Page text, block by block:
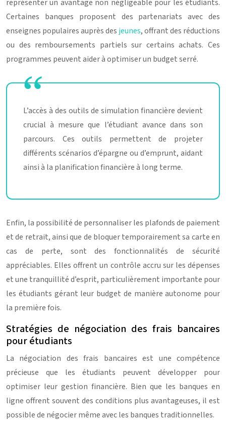
représenter un avantage non négligeable pour les étudiants.
Certaines banques proposent des partenariats avec des
enseignes populaires auprès des jeunes, offrant des réductions
ou des remboursements partiels sur certains achats. Ces
programmes peuvent aider à optimiser un budget serré.
L’accès à des outils de simulation financière devient
crucial à mesure que l’étudiant avance dans son
parcours. Ces outils permettent de projeter
différents scénarios d’épargne ou d’emprunt, aidant
ainsi à la planification financière à long terme.
Enfin, la possibilité de personnaliser les plafonds de paiement
et de retrait, ainsi que de bloquer temporairement sa carte en
cas de perte, sont des fonctionnalités de sécurité
appréciables. Elles offrent un contrôle accru sur les dépenses
et une tranquillité d’esprit, particulièrement importante pour
les étudiants gérant leur budget de manière autonome pour
la première fois.
Stratégies de négociation des frais bancaires
pour étudiants
La négociation des frais bancaires est une compétence
précieuse que les étudiants peuvent développer pour
optimiser leur gestion financière. Bien que les banques en
ligne offrent souvent des conditions plus avantageuses, il est
possible de négocier même avec les banques traditionnelles.